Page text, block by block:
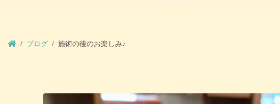
ブログ 施術の後のお楽しみ♪